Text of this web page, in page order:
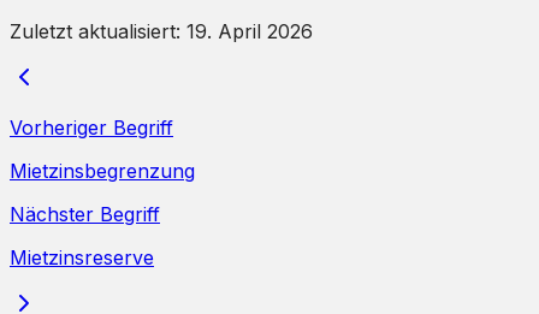
Zuletzt aktualisiert: 19. April 2026
Vorheriger Begriff
Mietzinsbegrenzung
Nächster Begriff
Mietzinsreserve